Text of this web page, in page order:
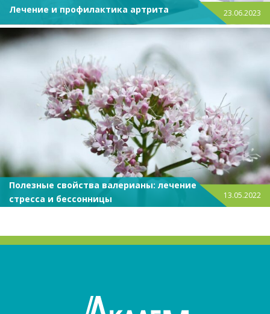
Лечение и профилактика артрита 23.06.2023
Полезные свойства валерианы: лечение
стресса и бессонницы
13.05.2022